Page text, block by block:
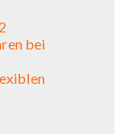
bei